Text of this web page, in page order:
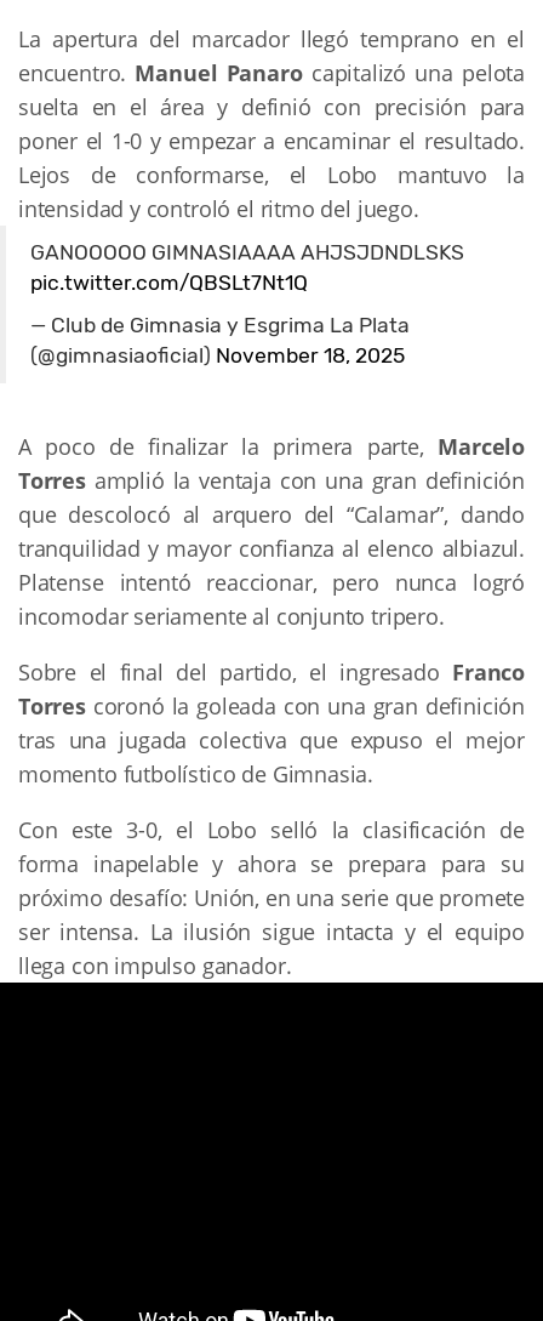
La apertura del marcador llegó temprano en el
encuentro. Manuel Panarocapitalizó una pelota
suelta en el área y definió con precisión para
poner el 1-0 y empezar a encaminar el resultado.
Lejos de conformarse, el Lobo mantuvo la
intensidad y controló el ritmo del juego.
GANOOOOO GIMNASIAAAA AHJSJDNDLSKS
pic.twitter.com/QBSLt7Nt1Q
— Club de Gimnasia y Esgrima La Plata
(@gimnasiaoficial) November 18, 2025
A poco de finalizar la primera parte, Marcelo
Torresamplió la ventaja con una gran definición
que descolocó al arquero del “Calamar”, dando
tranquilidad y mayor confianza al elenco albiazul.
Platense intentó reaccionar, pero nunca logró
incomodar seriamente al conjunto tripero.
Sobre el final del partido, el ingresado Franco
Torrescoronó la goleada con una gran definición
tras una jugada colectiva que expuso el mejor
momento futbolístico de Gimnasia.
Con este 3-0, el Lobo selló la clasificación de
forma inapelable y ahora se prepara para su
próximo desafío: Unión, en una serie que promete
ser intensa. La ilusión sigue intacta y el equipo
llega con impulso ganador.